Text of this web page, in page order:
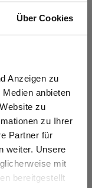
Über Cookies
Anzeigen zu
anbieten
zu
zu Ihrer
Partner für
weiter. Unsere
mit
bereitgestellt
Reißverschluss
Schneller Zugriff
Werkzeug möglich.
bin. Alle